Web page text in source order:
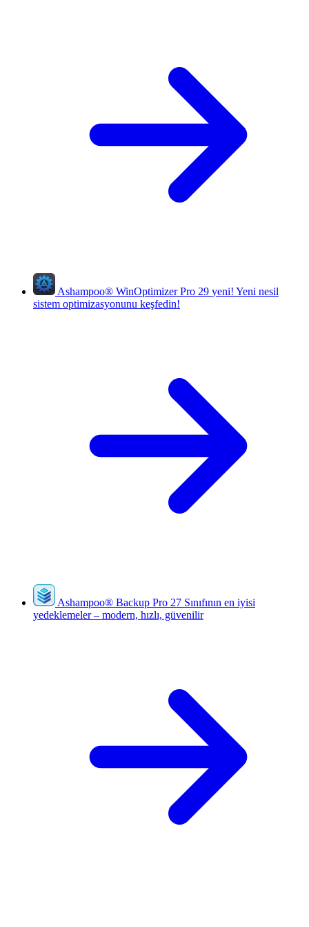
Ashampoo® WinOptimizer Pro 29 yeni! Yeni nesil
sistem optimizasyonunu keşfedin!
Ashampoo® Backup Pro 27 Sınıfının en iyisi
yedeklemeler – modern, hızlı, güvenilir